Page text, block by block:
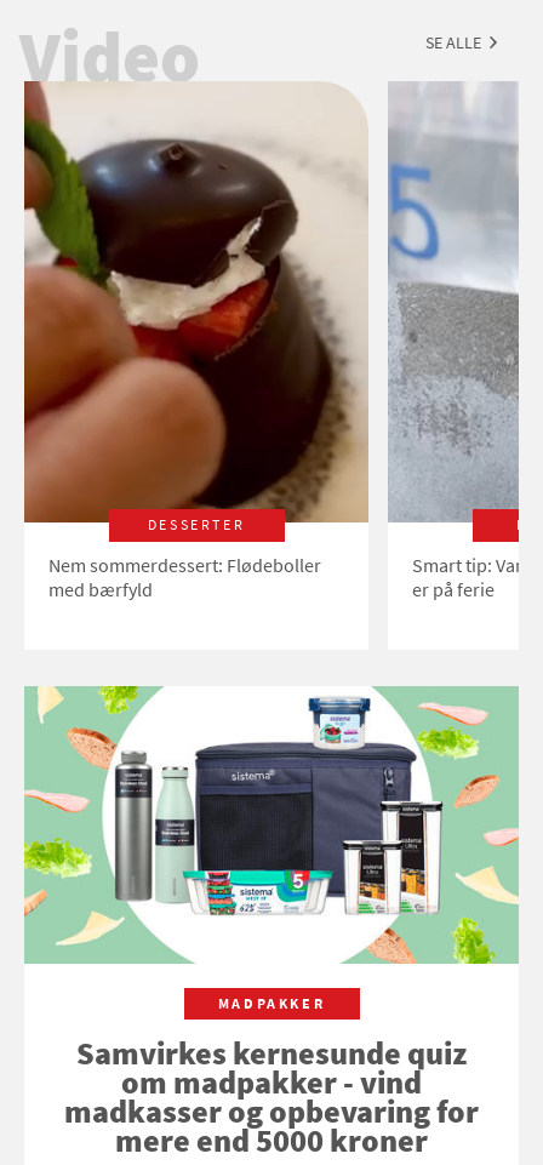
Video SE ALLE
DESSERTER
Nem sommerdessert: Flødeboller
med bærfyld
Smart tip:
er på ferie
MADPAKKER
Samvirkes kernesunde quiz
om madpakker - vind
madkasser og opbevaring for
mere end 5000 kroner